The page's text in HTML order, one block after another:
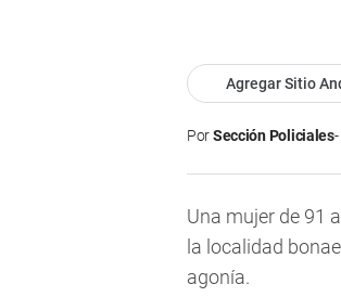
Agregar Sitio
PorSección Policiales
Una mujer de 91
la localidad
agonía.